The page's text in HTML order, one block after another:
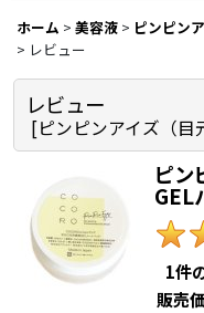
ホーム > 美容液 > ピンピン
> レビュー
レビュー
[ピンピンアイズ（目
ピン
GEL
1件
販売